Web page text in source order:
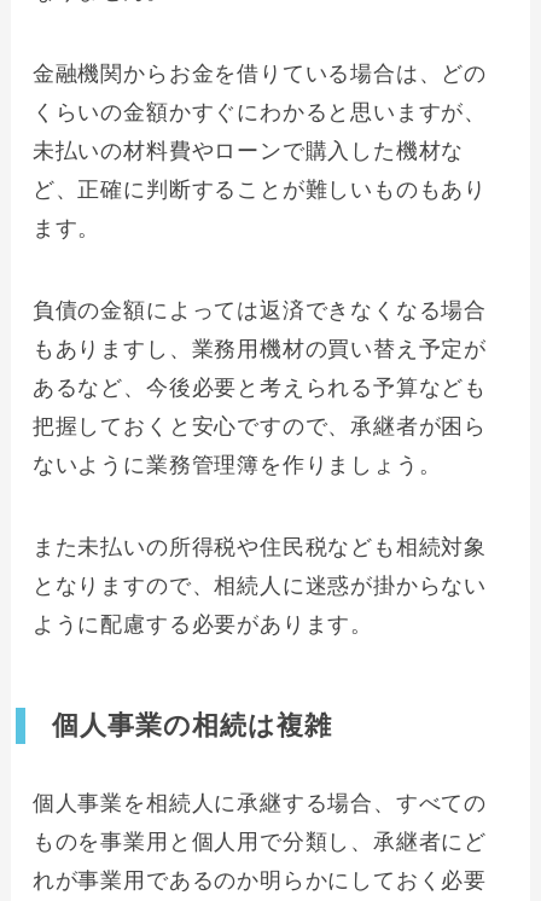
金融機関からお金を借りている場合は、どの
くらいの金額かすぐにわかると思いますが、
未払いの材料費やローンで購入した機材な
ど、正確に判断することが難しいものもあり
ます。
負債の金額によっては返済できなくなる場合
もありますし、業務用機材の買い替え予定が
あるなど、今後必要と考えられる予算なども
把握しておくと安心ですので、承継者が困ら
ないように業務管理簿を作りましょう。
また未払いの所得税や住民税なども相続対象
となりますので、相続人に迷惑が掛からない
ように配慮する必要があります。
個人事業の相続は複雑
個人事業を相続人に承継する場合、すべての
ものを事業用と個人用で分類し、承継者にど
れが事業用であるのか明らかにしておく必要